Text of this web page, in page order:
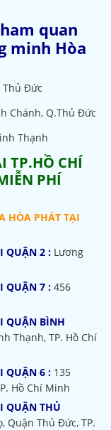
quan
minh Hòa
Thủ Đức
Chánh, Q.Thủ Đức
Thạnh
TP.HỒ CHÍ
PHÍ
HÒA PHÁT TẠI
QUẬN 2 : Lương
QUẬN 7 : 456
QUẬN BÌNH
Thạnh, TP. Hồ Chí
QUẬN 6 : 135
Hồ Chí Minh
QUẬN THỦ
Quận Thủ Đức, TP.